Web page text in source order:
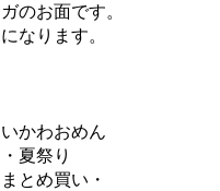
のお面です。
なります。
かわおめん
夏祭り
とめ買い・